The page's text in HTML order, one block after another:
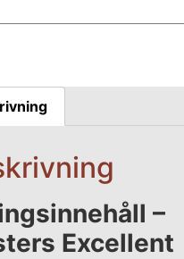
–
Excellent